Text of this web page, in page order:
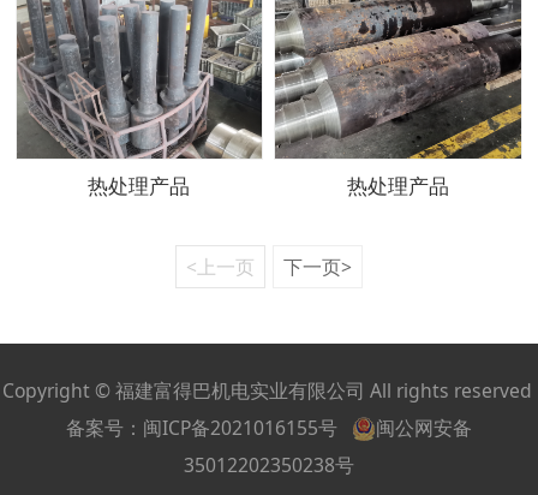
热处理产品 热处理产品
<上一页 下一页>
Copyright © 福建富得巴机电实业有限公司 All rights reserved
备案号： 闽ICP备2021016155号
闽公网安备
35012202350238号